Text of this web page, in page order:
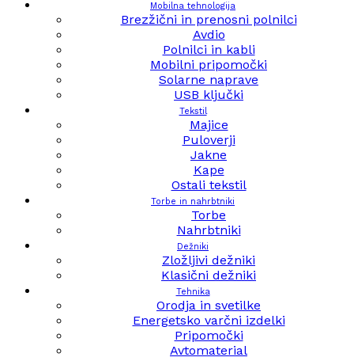
Mobilna tehnologija
Brezžični in prenosni polnilci
Avdio
Polnilci in kabli
Mobilni pripomočki
Solarne naprave
USB ključki
Tekstil
Majice
Puloverji
Jakne
Kape
Ostali tekstil
Torbe in nahrbtniki
Torbe
Nahrbtniki
Dežniki
Zložljivi dežniki
Klasični dežniki
Tehnika
Orodja in svetilke
Energetsko varčni izdelki
Pripomočki
Avtomaterial